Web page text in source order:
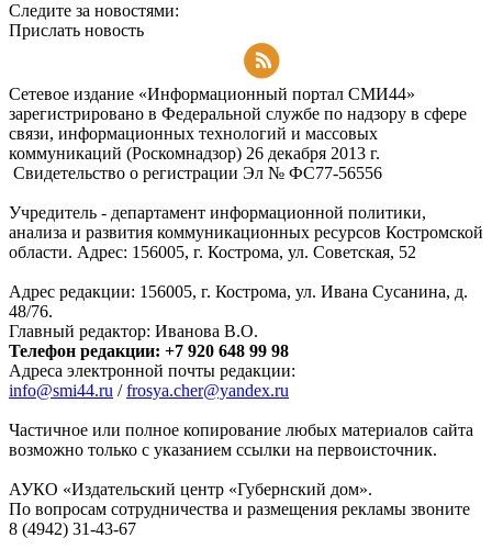
Следите за новостями:
Прислать новость
Сетевое издание «Информационный портал СМИ44»
зарегистрировано в Федеральной службе по надзору в сфере
связи, информационных технологий и массовых
коммуникаций (Роскомнадзор) 26 декабря 2013 г.
Свидетельство о регистрации Эл № ФC77-56556
Учредитель - департамент информационной политики,
анализа и развития коммуникационных ресурсов Костромской
области. Адрес: 156005, г. Кострома, ул. Советская, 52
Адрес редакции: 156005, г. Кострома, ул. Ивана Сусанина, д.
48/76.
Главный редактор: Иванова В.О.
Телефон редакции: +7 920 648 99 98
Адреса электронной почты редакции:
info@smi44.ru /frosya.cher@yandex.ru
Частичное или полное копирование любых материалов сайта
возможно только с указанием ссылки на первоисточник.
АУКО «Издательский центр «Губернский дом».
По вопросам сотрудничества и размещения рекламы звоните
8 (4942) 31-43-67